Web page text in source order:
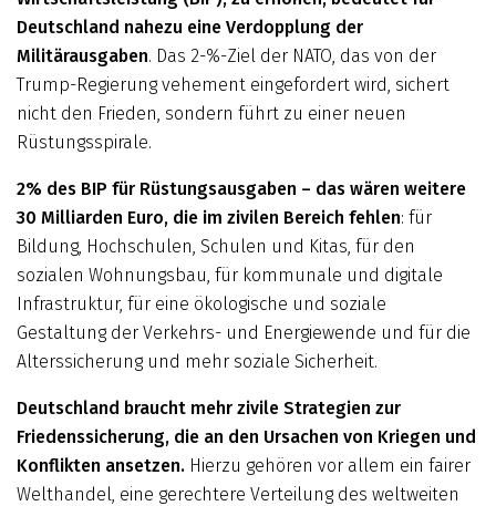
Deutschland nahezu eine Verdopplung der
Militärausgaben. Das 2-%-Ziel der NATO, das von der
Trump-Regierung vehement eingefordert wird, sichert
nicht den Frieden, sondern führt zu einer neuen
Rüstungsspirale.
2% des BIP für Rüstungsausgaben – das wären weitere
30 Milliarden Euro, die im zivilen Bereich fehlen: für
Bildung, Hochschulen, Schulen und Kitas, für den
sozialen Wohnungsbau, für kommunale und digitale
Infrastruktur, für eine ökologische und soziale
Gestaltung der Verkehrs- und Energiewende und für die
Alterssicherung und mehr soziale Sicherheit.
Deutschland braucht mehr zivile Strategien zur
Friedenssicherung, die an den Ursachen von Kriegen und
Konflikten ansetzen. Hierzu gehören vor allem ein fairer
Welthandel, eine gerechtere Verteilung des weltweiten